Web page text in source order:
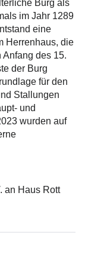
Burg als
im Jahr 1289
eine
Herrenhaus, die
Anfang des 15.
der Burg
für den
Stallungen
und
wurden auf
an Haus Rott